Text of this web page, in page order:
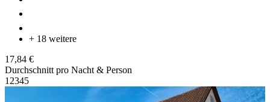
+ 18 weitere
17,84 €
Durchschnitt pro Nacht & Person
1 2345